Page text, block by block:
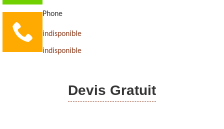
Phone
indisponible
indisponible
Devis Gratuit